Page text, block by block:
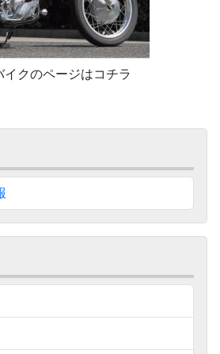
クのページはコチラ